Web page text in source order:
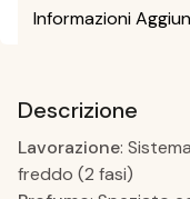
Informazioni
Descrizione
Lavorazione:
freddo (2 fasi)